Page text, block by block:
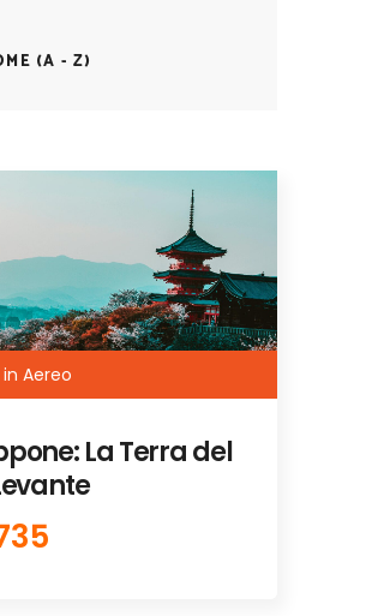
(A - Z)
Aereo
La Terra del